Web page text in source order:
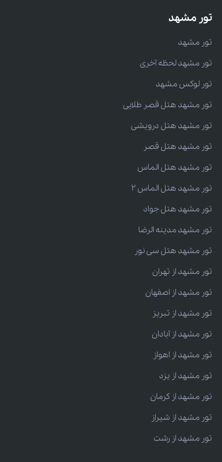
تور مشهد
تور مشهد
تور مشهد لحظه آخری
تور لوکس مشهد
تور مشهد هتل قصر طلایی
تور مشهد هتل درویشی
تور مشهد هتل قصر
تور مشهد هتل الماس
تور مشهد هتل الماس 2
تور مشهد هتل جواد
تور مشهد مدینه الرضا
تور مشهد هتل سی نور
تور مشهد از تهران
تور مشهد از اصفهان
تور مشهد از تبریز
تور مشهد از آبادان
تور مشهد از اهواز
تور مشهد از یزد
تور مشهد از کرمان
تور مشهد از شیراز
تور مشهد از رشت